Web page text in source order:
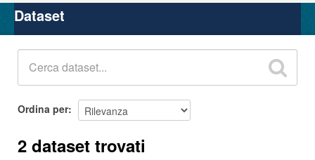
Organizzazioni
Gruppi
Dataset
Ordina per
2 dataset trovati